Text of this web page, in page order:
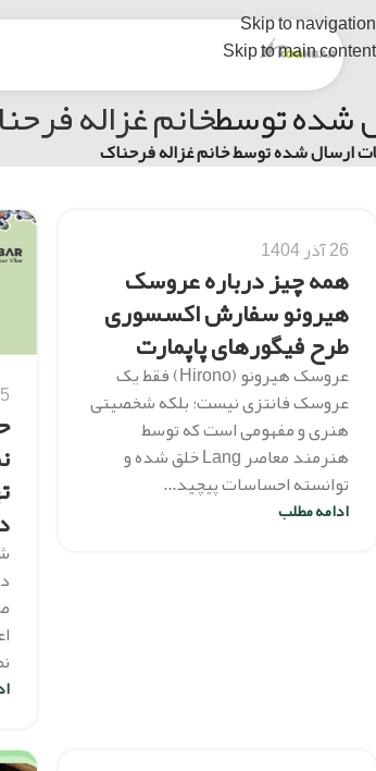
Skip to navigation
Skip to main content
شده توسطخانم غزاله
ارسال شده توسط خانم غزاله فرحناک
26 آذر 1404
همه چیز درباره عروسک
هیرونو سفارش اکسسوری
طرح فیگورهای پاپمارت
عروسک هیرونو (Hirono) فقط یک
عروسک فانتزی نیست؛ بلکه شخصیتی
هنری و مفهومی است که توسط
هنرمند معاصر Lang خلق شده و
توانسته احساسات پیچید...
ادامه مطلب
25